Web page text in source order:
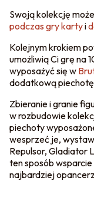
Swoją kolekcję
podczas gry kartyi
Kolejnym krokiem
umożliwią Ci grę na
wyposażyć się w
dodatkową
Zbieranie i granie
w rozbudowie
piechoty
wesprzeć je,
Repulsor, Gladiator
ten sposób
najbardziej